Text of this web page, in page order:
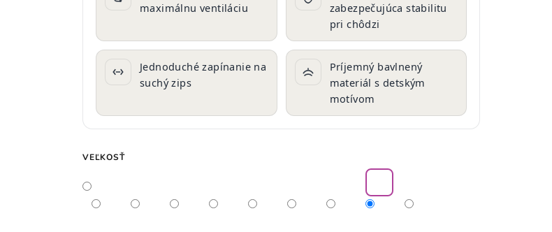
maximálnu ventiláciu
zabezpečujúca stabilitu
pri chôdzi
Jednoduché zapínanie na
suchý zips
Príjemný bavlnený
materiál s detským
motívom
VEĽKOSŤ